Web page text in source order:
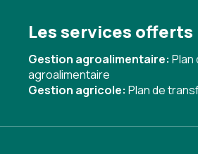
Les services offerts
Gestion agroalimentaire:
agroalimentaire
Gestion agricole: Plan de